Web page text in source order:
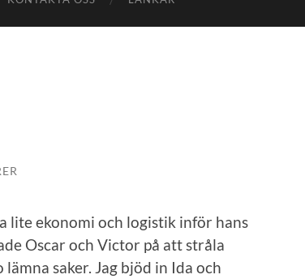
lite ekonomi och logistik inför hans
Oscar och Victor på att stråla
saker. Jag bjöd in Ida och